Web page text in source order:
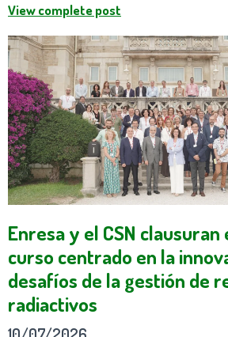
View complete post
Enresa y el CSN clausuran
curso centrado en la
desafíos de la gestión de
radiactivos